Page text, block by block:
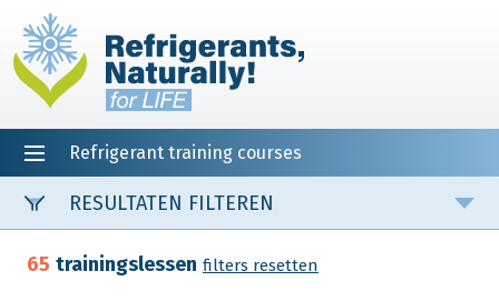
Refrigerant training courses
EN DE NL ES PT Startpagina
RESULTATEN FILTEREN
Koelmiddel Taal
65 trainingslessen filters resetten